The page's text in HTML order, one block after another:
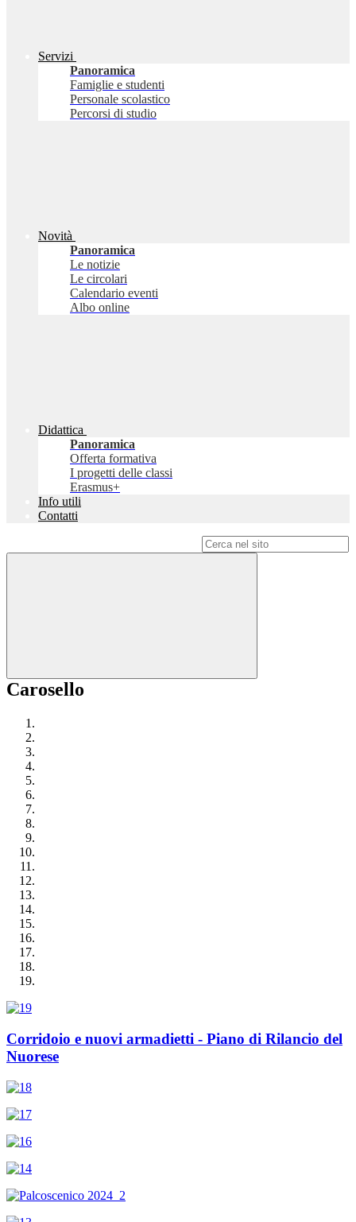
Servizi
Panoramica
Famiglie e studenti
Personale scolastico
Percorsi di studio
Novità
Panoramica
Le notizie
Le circolari
Calendario eventi
Albo online
Didattica
Panoramica
Offerta formativa
I progetti delle classi
Erasmus+
Info utili
Contatti
Carosello
Corridoio e nuovi armadietti - Piano di Rilancio del
Nuorese